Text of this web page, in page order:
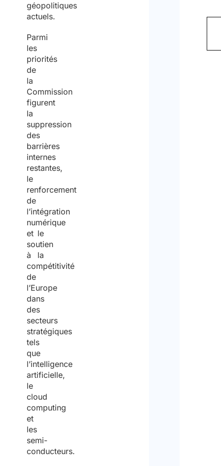
géopolitiques
actuels.
Parmi
les
priorités
de
la
Commission
figurent
la
suppression
des
barrières
internes
restantes,
le
renforcement
de
l’intégration
numérique
et le
soutien
à la
compétitivité
de
l’Europe
dans
des
secteurs
stratégiques
tels
que
l’intelligence
artificielle,
le
cloud
computing
et
les
semi-
conducteurs.